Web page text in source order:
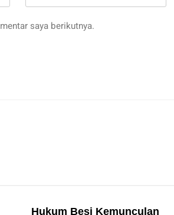
saya berikutnya.
Hukum Besi Kemunculan